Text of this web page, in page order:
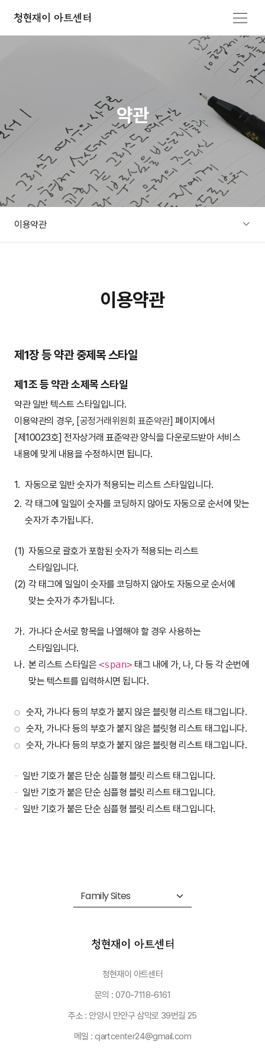
메뉴 열기
약관
이용약관
이용약관
제1장 등 약관 중제목 스타일
제1조 등 약관 소제목 스타일
약관 일반 텍스트 스타일입니다.
이용약관의 경우, [공정거래위원회 표준약관] 페이지에서
[제10023호] 전자상거래 표준약관 양식을 다운로드받아 서비스
내용에 맞게 내용을 수정하시면 됩니다.
자동으로 일반 숫자가 적용되는 리스트 스타일입니다.
각 태그에 일일이 숫자를 코딩하지 않아도 자동으로 순서에 맞는
숫자가 추가됩니다.
자동으로 괄호가 포함된 숫자가 적용되는 리스트
스타일입니다.
각 태그에 일일이 숫자를 코딩하지 않아도 자동으로 순서에
맞는 숫자가 추가됩니다.
가
가나다 순서로 항목을 나열해야 할 경우 사용하는
스타일입니다.
나 본 리스트 스타일은 <span> 태그 내에 가, 나, 다 등 각 순번에
맞는 텍스트를 입력하시면 됩니다.
숫자, 가나다 등의 부호가 붙지 않은 블릿형 리스트 태그입니다.
숫자, 가나다 등의 부호가 붙지 않은 블릿형 리스트 태그입니다.
숫자, 가나다 등의 부호가 붙지 않은 블릿형 리스트 태그입니다.
일반 기호가 붙은 단순 심플형 블릿 리스트 태그입니다.
일반 기호가 붙은 단순 심플형 블릿 리스트 태그입니다.
일반 기호가 붙은 단순 심플형 블릿 리스트 태그입니다.
청현재이 아트센터
문의 : 070-7118-6161
주소 : 안양시 만안구 삼막로 39번길 25
메일 : cjartcenter24@gmail.com